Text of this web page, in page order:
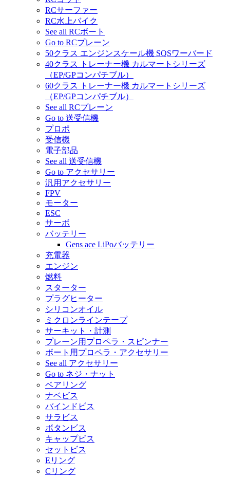
RCサーファー
RC水上バイク
See all RCボート
Go to RCプレーン
50クラス エンジンスケール機 SQSワーバード
40クラス トレーナー機 カルマートシリーズ
（EP/GPコンパチブル）
60クラス トレーナー機 カルマートシリーズ
（EP/GPコンパチブル）
See all RCプレーン
Go to 送受信機
プロポ
受信機
電子部品
See all 送受信機
Go to アクセサリー
汎用アクセサリー
FPV
モーター
ESC
サーボ
バッテリー
Gens ace LiPoバッテリー
充電器
エンジン
燃料
スターター
プラグヒーター
シリコンオイル
ミクロンラインテープ
サーキット・計測
プレーン用プロペラ・スピンナー
ボート用プロペラ・アクセサリー
See all アクセサリー
Go to ネジ・ナット
ベアリング
ナベビス
バインドビス
サラビス
ボタンビス
キャップビス
セットビス
Eリング
Cリング